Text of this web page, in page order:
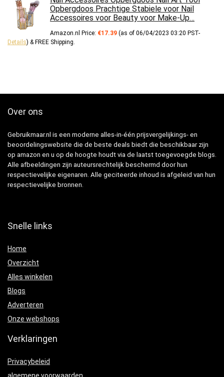
Opbergdoos Prachtige Stabiele voor Nail
Accessoires voor Beauty voor Make-Up…
Amazon.nl Price: €17.39 (as of 06/04/2023 03:20 PST-
Details) & FREE Shipping.
Over ons
Gebruikmaar.nl is een moderne alles-in-één prijsvergelijkings- en
beoordelingswebsite die de beste deals biedt die beschikbaar zijn
op amazon en u op de hoogte houdt via de laatst toegevoegde blogs.
Alle afbeeldingen zijn auteursrechtelijk beschermd door hun
respectievelijke eigenaren. Alle geciteerde inhoud is afgeleid van hun
respectievelijke bronnen.
Snelle links
Home
Overzicht
Alles winkelen
Blogs
Adverteren
Onze webshops
Verklaringen
Privacybeleid